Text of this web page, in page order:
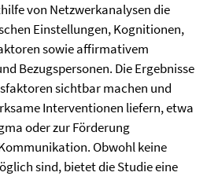
von Netzwerkanalysen die
Einstellungen, Kognitionen,
sowie affirmativem
Bezugspersonen. Die Ergebnisse
sichtbar machen und
Interventionen liefern, etwa
oder zur Förderung
Obwohl keine
sind, bietet die Studie eine